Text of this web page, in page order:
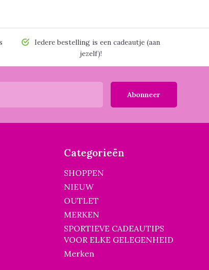
Iedere bestelling is een cadeautje (aan
jezelf)!
Abonneer
Categorieën
SHOPPEN
NIEUW
OUTLET
MERKEN
SPORTIEVE CADEAUTIPS
VOOR ELKE GELEGENHEID
Merken